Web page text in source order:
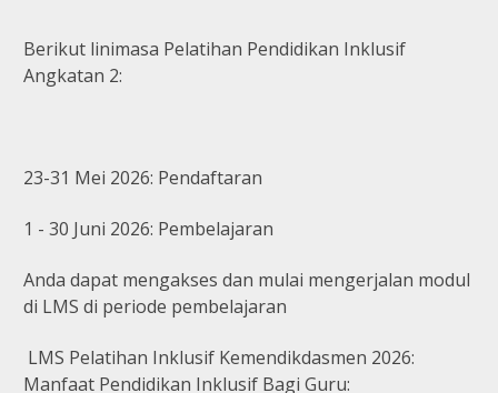
Berikut linimasa Pelatihan Pendidikan Inklusif
Angkatan 2:
23-31 Mei 2026: Pendaftaran
1 - 30 Juni 2026: Pembelajaran
Anda dapat mengakses dan mulai mengerjalan modul
di LMS di periode pembelajaran
LMS Pelatihan Inklusif Kemendikdasmen 2026:
Manfaat Pendidikan Inklusif Bagi Guru: